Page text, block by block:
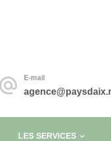
E-mail
LES SERVICES